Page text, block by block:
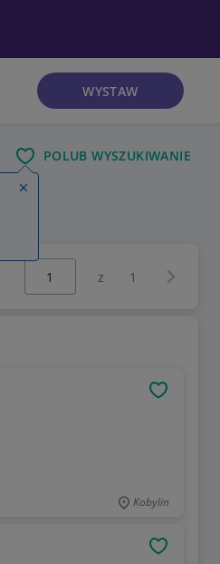
WYSTAW
POLUB WYSZUKIWANIE
Wybierz stronę:
z 1
Kobylin
Zamknij wskazówkę